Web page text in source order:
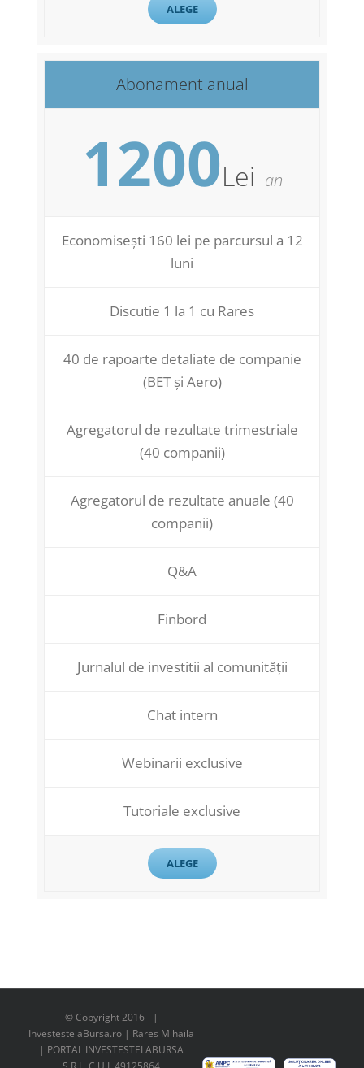
ALEGE
Abonament anual
1200Lei an
Economisești 160 lei pe parcursul a 12
luni
Discutie 1 la 1 cu Rares
40 de rapoarte detaliate de companie
(BET și Aero)
Agregatorul de rezultate trimestriale
(40 companii)
Agregatorul de rezultate anuale (40
companii)
Q&A
Finbord
Jurnalul de investitii al comunității
Chat intern
Webinarii exclusive
Tutoriale exclusive
ALEGE
© Copyright 2016 - |
InvestestelaBursa.ro | Rares Mihaila
| PORTAL INVESTESTELABURSA